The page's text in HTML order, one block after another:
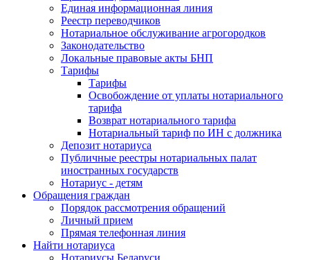
Единая информационная линия
Реестр переводчиков
Нотариальное обслуживание агрогородков
Законодательство
Локальные правовые акты БНП
Тарифы
Тарифы
Освобождение от уплаты нотариального
тарифа
Возврат нотариального тарифа
Нотариальный тариф по ИН с должника
Депозит нотариуса
Публичные реестры нотариальных палат
иностранных государств
Нотариус - детям
Обращения граждан
Порядок рассмотрения обращений
Личный прием
Прямая телефонная линия
Найти нотариуса
Нотариусы Беларуси